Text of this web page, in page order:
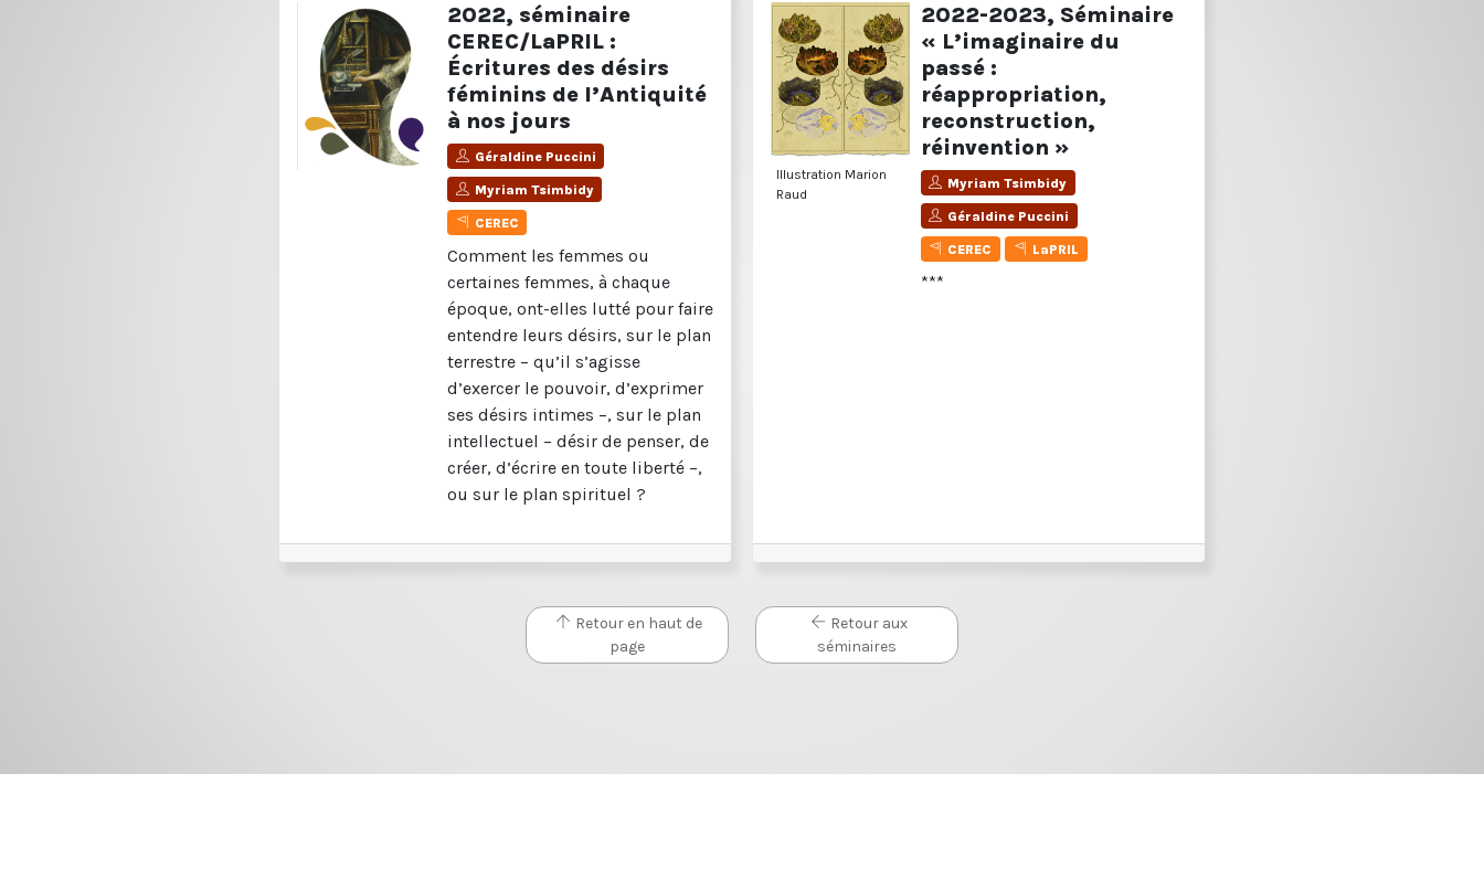
2022, séminaire
CEREC/LaPRIL :
Écritures des désirs
féminins de l’Antiquité
à nos jours
Géraldine Puccini
Myriam Tsimbidy
CEREC
Comment les femmes ou
certaines femmes, à chaque
époque, ont-elles lutté pour faire
entendre leurs désirs, sur le plan
terrestre – qu’il s’agisse
d’exercer le pouvoir, d’exprimer
ses désirs intimes –, sur le plan
intellectuel – désir de penser, de
créer, d’écrire en toute liberté –,
ou sur le plan spirituel ?
Illustration Marion
Raud
2022-2023, Séminaire
« L’imaginaire du
passé :
réappropriation,
reconstruction,
réinvention »
Myriam Tsimbidy
Géraldine Puccini
CEREC LaPRIL
***
Retour en haut de
page
Retour aux
séminaires